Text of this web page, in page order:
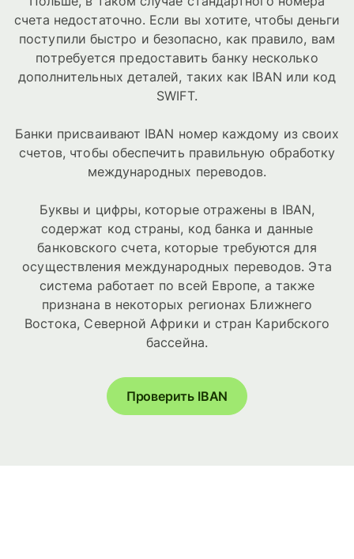
счета недостаточно. Если вы хотите, чтобы деньги
поступили быстро и безопасно, как правило, вам
потребуется предоставить банку несколько
дополнительных деталей, таких как IBAN или код
SWIFT.
Банки присваивают IBAN номер каждому из своих
счетов, чтобы обеспечить правильную обработку
международных переводов.
Буквы и цифры, которые отражены в IBAN,
содержат код страны, код банка и данные
банковского счета, которые требуются для
осуществления международных переводов. Эта
система работает по всей Европе, а также
признана в некоторых регионах Ближнего
Востока, Северной Африки и стран Карибского
бассейна.
Проверить IBAN